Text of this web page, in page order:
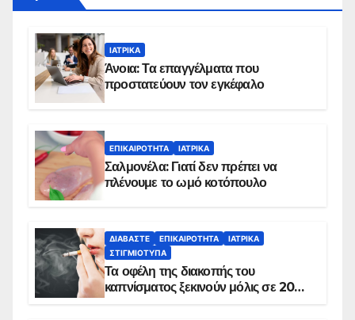
ΙΑΤΡΙΚΆ
Άνοια: Τα επαγγέλματα που
προστατεύουν τον εγκέφαλο
ΕΠΙΚΑΙΡΌΤΗΤΑ ΙΑΤΡΙΚΆ
Σαλμονέλα: Γιατί δεν πρέπει να
πλένουμε το ωμό κοτόπουλο
ΔΙΑΒΆΣΤΕ ΕΠΙΚΑΙΡΌΤΗΤΑ
ΙΑΤΡΙΚΆ
ΣΤΙΓΜΙΌΤΥΠΑ
Τα οφέλη της διακοπής του
καπνίσματος ξεκινούν μόλις σε 20